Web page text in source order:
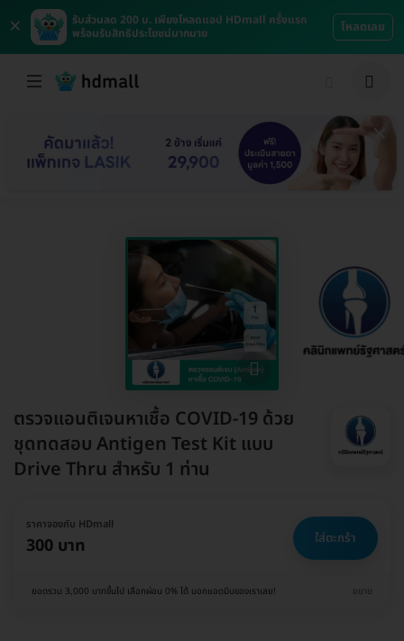
×
รับส่วนลด 200 บ. เพียงโหลดแอป HDmall ครั้งแรก
พร้อมรับสิทธิประโยชน์มากมาย
โหลดเลย
ตรวจแอนติเจนหาเชื้อ COVID-19 ด้วย
ชุดทดสอบ Antigen Test Kit แบบ
Drive Thru สำหรับ 1 ท่าน
ราคาจองกับ HDmall
300 บาท ใส่ตะกร้า
ยอดรวม 3,000 บาทขึ้นไป เลือกผ่อน 0% ได้ บอกแอดมินของเราเลย! ขยาย